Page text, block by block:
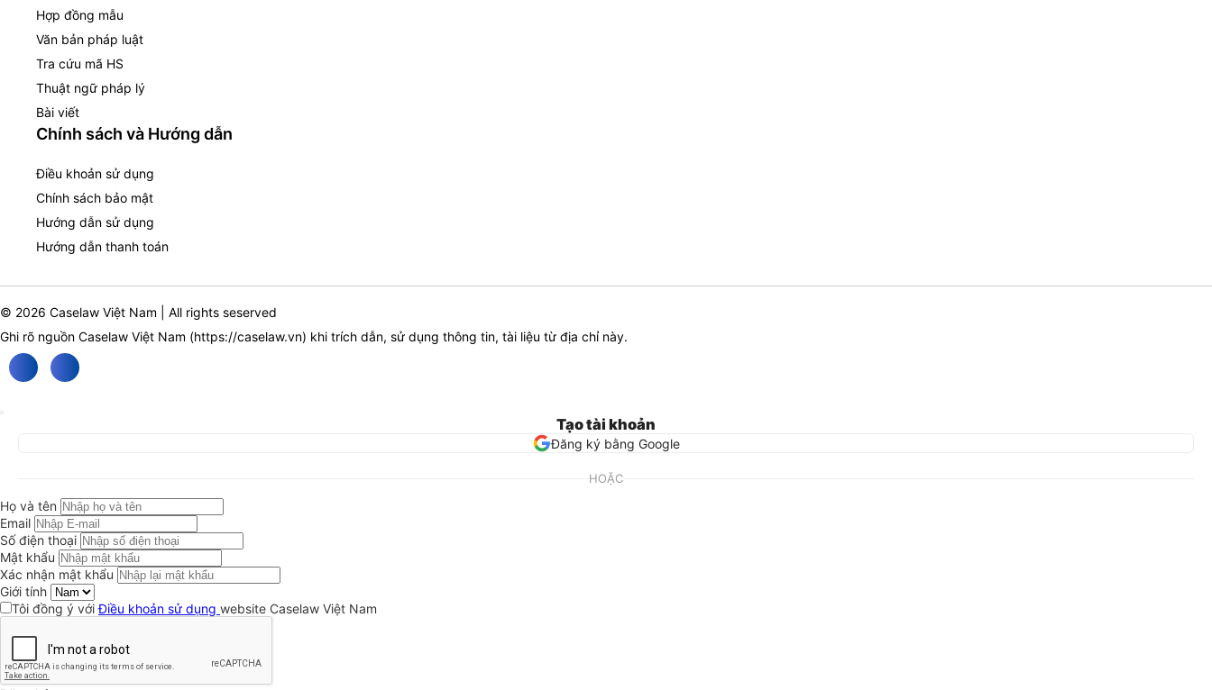
Hợp đồng mẫu
Văn bản pháp luật
Tra cứu mã HS
Thuật ngữ pháp lý
Bài viết
Chính sách và Hướng dẫn
Điều khoản sử dụng
Chính sách bảo mật
Hướng dẫn sử dụng
Hướng dẫn thanh toán
© 2026 Caselaw Việt Nam | All rights seserved
Ghi rõ nguồn Caselaw Việt Nam (https://caselaw.vn) khi trích dẫn, sử dụng thông tin, tài liệu từ địa chỉ này.
Tạo tài khoản
Đăng ký bằng Google
HOẶC
Họ và tên
Email
Số điện thoại
Mật khẩu
Xác nhận mật khẩu
Giới tính
Tôi đồng ý vớiĐiều khoản sử dụng website Caselaw Việt Nam